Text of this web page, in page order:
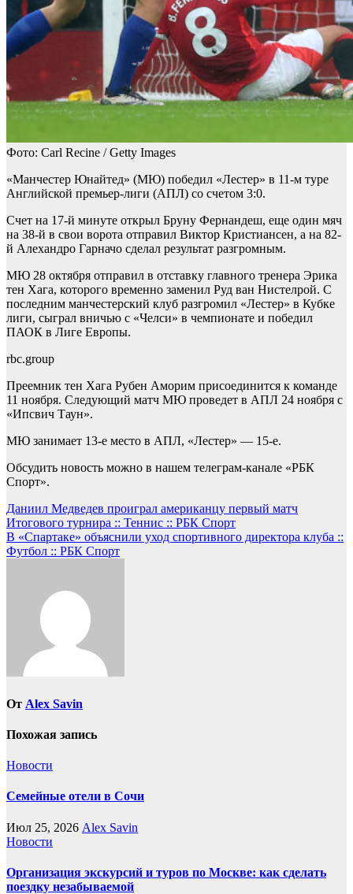
Фото: Carl Recine / Getty Images
«Манчестер Юнайтед» (МЮ) победил «Лестер» в 11-м туре
Английской премьер-лиги (АПЛ) со счетом 3:0.
Счет на 17-й минуте открыл Бруну Фернандеш, еще один мяч
на 38-й в свои ворота отправил Виктор Кристиансен, а на 82-
й Алехандро Гарначо сделал результат разгромным.
МЮ 28 октября отправил в отставку главного тренера Эрика
тен Хага, которого временно заменил Руд ван Нистелрой. С
последним манчестерский клуб разгромил «Лестер» в Кубке
лиги, сыграл вничью с «Челси» в чемпионате и победил
ПАОК в Лиге Европы.
rbc.group
Преемник тен Хага Рубен Аморим присоединится к команде
11 ноября. Следующий матч МЮ проведет в АПЛ 24 ноября с
«Ипсвич Таун».
МЮ занимает 13-е место в АПЛ, «Лестер» — 15-е.
Обсудить новость можно в нашем телеграм-канале «РБК
Спорт».
Навигация
по
записям
Даниил Медведев проиграл американцу первый матч
Итогового турнира :: Теннис :: РБК Спорт
В «Спартаке» объяснили уход спортивного директора клуба ::
Футбол :: РБК Спорт
От Alex Savin
Похожая запись
Новости
Семейные отели в Сочи
Июл 25, 2026 Alex Savin
Новости
Организация экскурсий и туров по Москве: как сделать
поездку незабываемой